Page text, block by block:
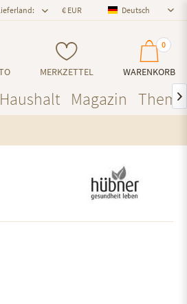
Deutsch
Deutsch
MERKZETTEL
0
WARENKORB
Haushalt Magazin 